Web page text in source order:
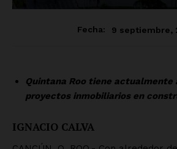
Fecha: 9 septiembre,
Quintana Roo tiene actualmente
proyectos inmobiliarios en
IGNACIO CALVA